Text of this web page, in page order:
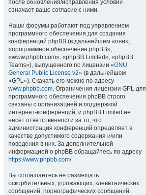
после обновления/исправления условий
означает ваше согласие с ними.
Наши форумы работают под управлением
программного обеспечения для создания
конференций phpBB (в дальнейшем «они»,
«программное обеспечение phpBB»,
«www.phpbb.com», «phpBB Limited», «phpBB
Teams»), выпущенного по лицензии «GNU
General Public License v2» (в дальнейшем
«GPL»). Скачать его можно по адресу
www.phpbb.com. Ограничения лицензии GPL для
программного обеспечения phpBB строго
связаны с организацией и поддержкой
интернет-конференций, и phpBB Limited не
несёт ответственности за то, что
администрация конференций определяет в
качестве допустимого содержания и/или
поведения в них. За дополнительной
информацией о phpBB обращайтесь по адресу
https://www.phpbb.com/.
Вы соглашаетесь не размещать
оскорбительных, угрожающих, клеветнических
сообщений, порнографических сообщений,